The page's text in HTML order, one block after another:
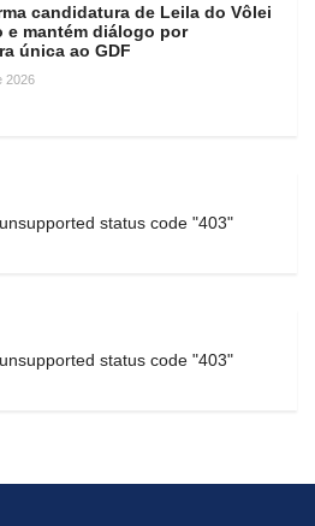
candidatura de Leila do Vôlei
e mantém diálogo por
única ao GDF
2026
status code "403"
status code "403"